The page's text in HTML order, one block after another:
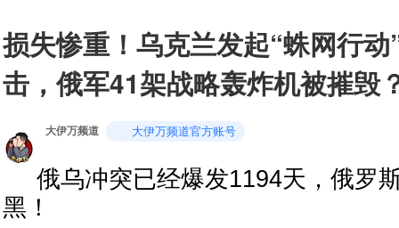
损失惨重！乌克兰发起“蛛网行
击，俄军41架战略轰炸机被摧毁
大伊万频道 大伊万频道官方账号
俄乌冲突已经爆发1194天，俄罗
黑！